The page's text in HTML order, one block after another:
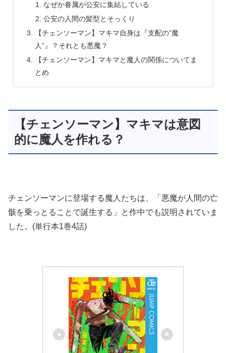
なぜか眷属が公安に集結している
公安の人間の髪型とそっくり
【チェンソーマン】マキマ自身は『支配の”魔
人”』？それとも悪魔？
【チェンソーマン】マキマと魔人の関係についてま
とめ
【チェンソーマン】マキマは意図
的に魔人を作れる？
チェンソーマンに登場する魔人たちは、「悪魔が人間の亡
骸を乗っとることで誕生する」と作中でも説明されていま
した。(単行本1巻4話)